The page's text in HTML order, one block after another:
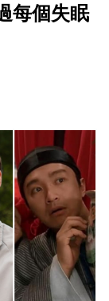
每個失眠